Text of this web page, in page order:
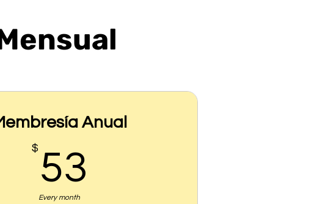
Anual
$ 53
Every month